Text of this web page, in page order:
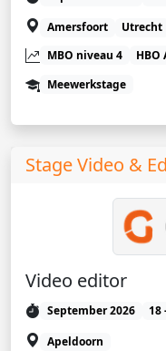
Amersfoort
Utrecht
MBO niveau 4
HBO
Meewerkstage
Stage Video &
Video editor
September 2026 18
Apeldoorn